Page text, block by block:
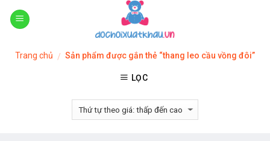
Skip
Trang chủ / Sản phẩm được gắn thẻ “thang leo cầu vồng đôi”
LỌC